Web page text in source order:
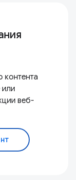
контента
или
веб-